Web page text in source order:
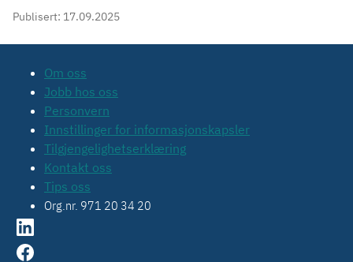
Publisert: 17.09.2025
Om oss
Jobb hos oss
Personvern
Innstillinger for informasjonskapsler
Tilgjengelighetserklæring
Kontakt oss
Tips oss
Org.nr. 971 20 34 20